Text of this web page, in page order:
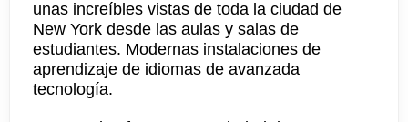
unas increíbles vistas de toda la ciudad de
New York desde las aulas y salas de
estudiantes. Modernas instalaciones de
aprendizaje de idiomas de avanzada
tecnología.